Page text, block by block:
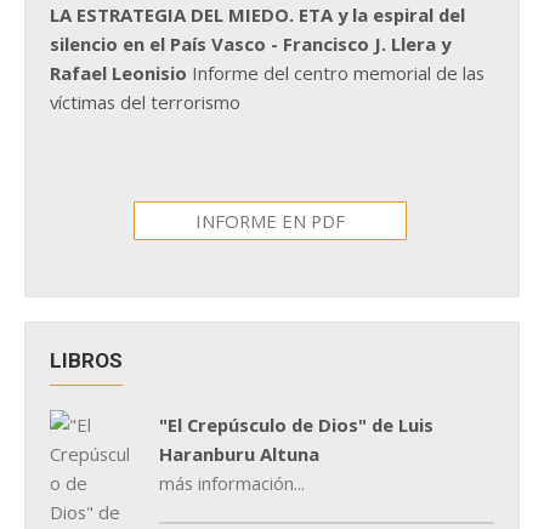
LA ESTRATEGIA DEL MIEDO. ETA y la espiral del
silencio en el País Vasco - Francisco J. Llera y
Rafael Leonisio Informe del centro memorial de las
víctimas del terrorismo
INFORME EN PDF
LIBROS
"El Crepúsculo de Dios" de Luis
Haranburu Altuna
más información...